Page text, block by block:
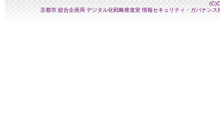
京都市 総合企画局 デジタル化戦略推進室 情報セキュリティ・ガバナン